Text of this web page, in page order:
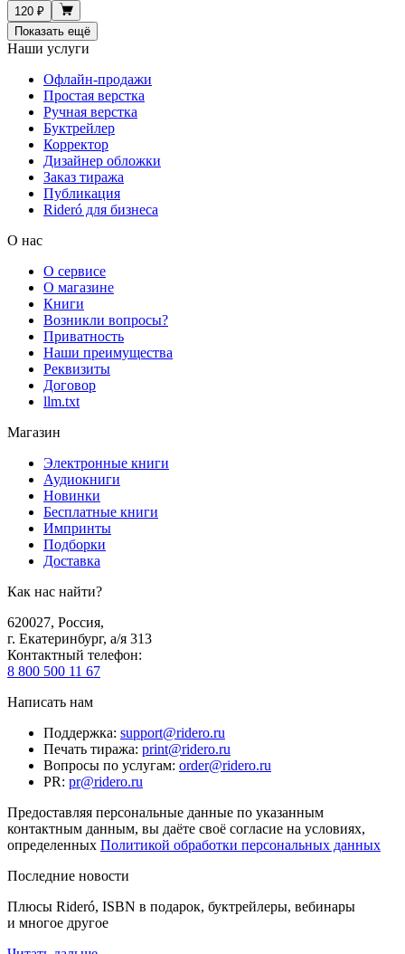
120 ₽
Показать ещё
Наши услуги
Офлайн-продажи
Простая верстка
Ручная верстка
Буктрейлер
Корректор
Дизайнер обложки
Заказ тиража
Публикация
Rideró для бизнеса
О нас
О сервисе
О магазине
Книги
Возникли вопросы?
Приватность
Наши преимущества
Реквизиты
Договор
llm.txt
Магазин
Электронные книги
Аудиокниги
Новинки
Бесплатные книги
Импринты
Подборки
Доставка
Как нас найти?
620027, Россия,
г. Екатеринбург, а/я 313
Контактный телефон:
8 800 500 11 67
Написать нам
Поддержка: support@ridero.ru
Печать тиража: print@ridero.ru
Вопросы по услугам: order@ridero.ru
PR: pr@ridero.ru
Предоставляя персональные данные по указанным
контактным данным, вы даёте своё согласие на условиях,
определенных Политикой обработки персональных данных
Последние новости
Плюсы Rideró, ISBN в подарок, буктрейлеры, вебинары
и многое другое